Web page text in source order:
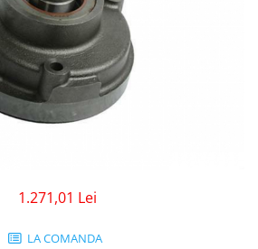
1.271,01 Lei
LA COMANDA